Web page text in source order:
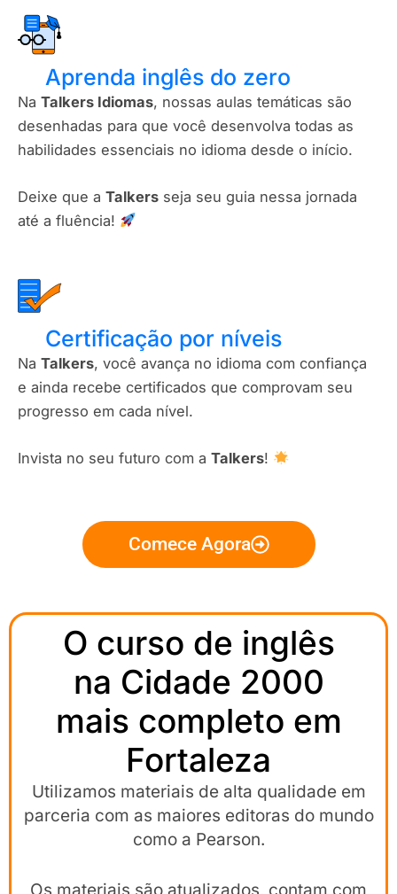
Aprenda inglês do zero
Na Talkers Idiomas, nossas aulas temáticas são
desenhadas para que você desenvolva todas as
habilidades essenciais no idioma desde o início.
Deixe que a Talkers seja seu guia nessa jornada
até a fluência!
Certificação por níveis​
Na Talkers, você avança no idioma com confiança
e ainda recebe certificados que comprovam seu
progresso em cada nível.
Invista no seu futuro com a Talkers!
Comece Agora
O curso de inglês
na Cidade 2000
mais completo em
Fortaleza
Utilizamos materiais de alta qualidade em
parceria com as maiores editoras do mundo
como a Pearson.